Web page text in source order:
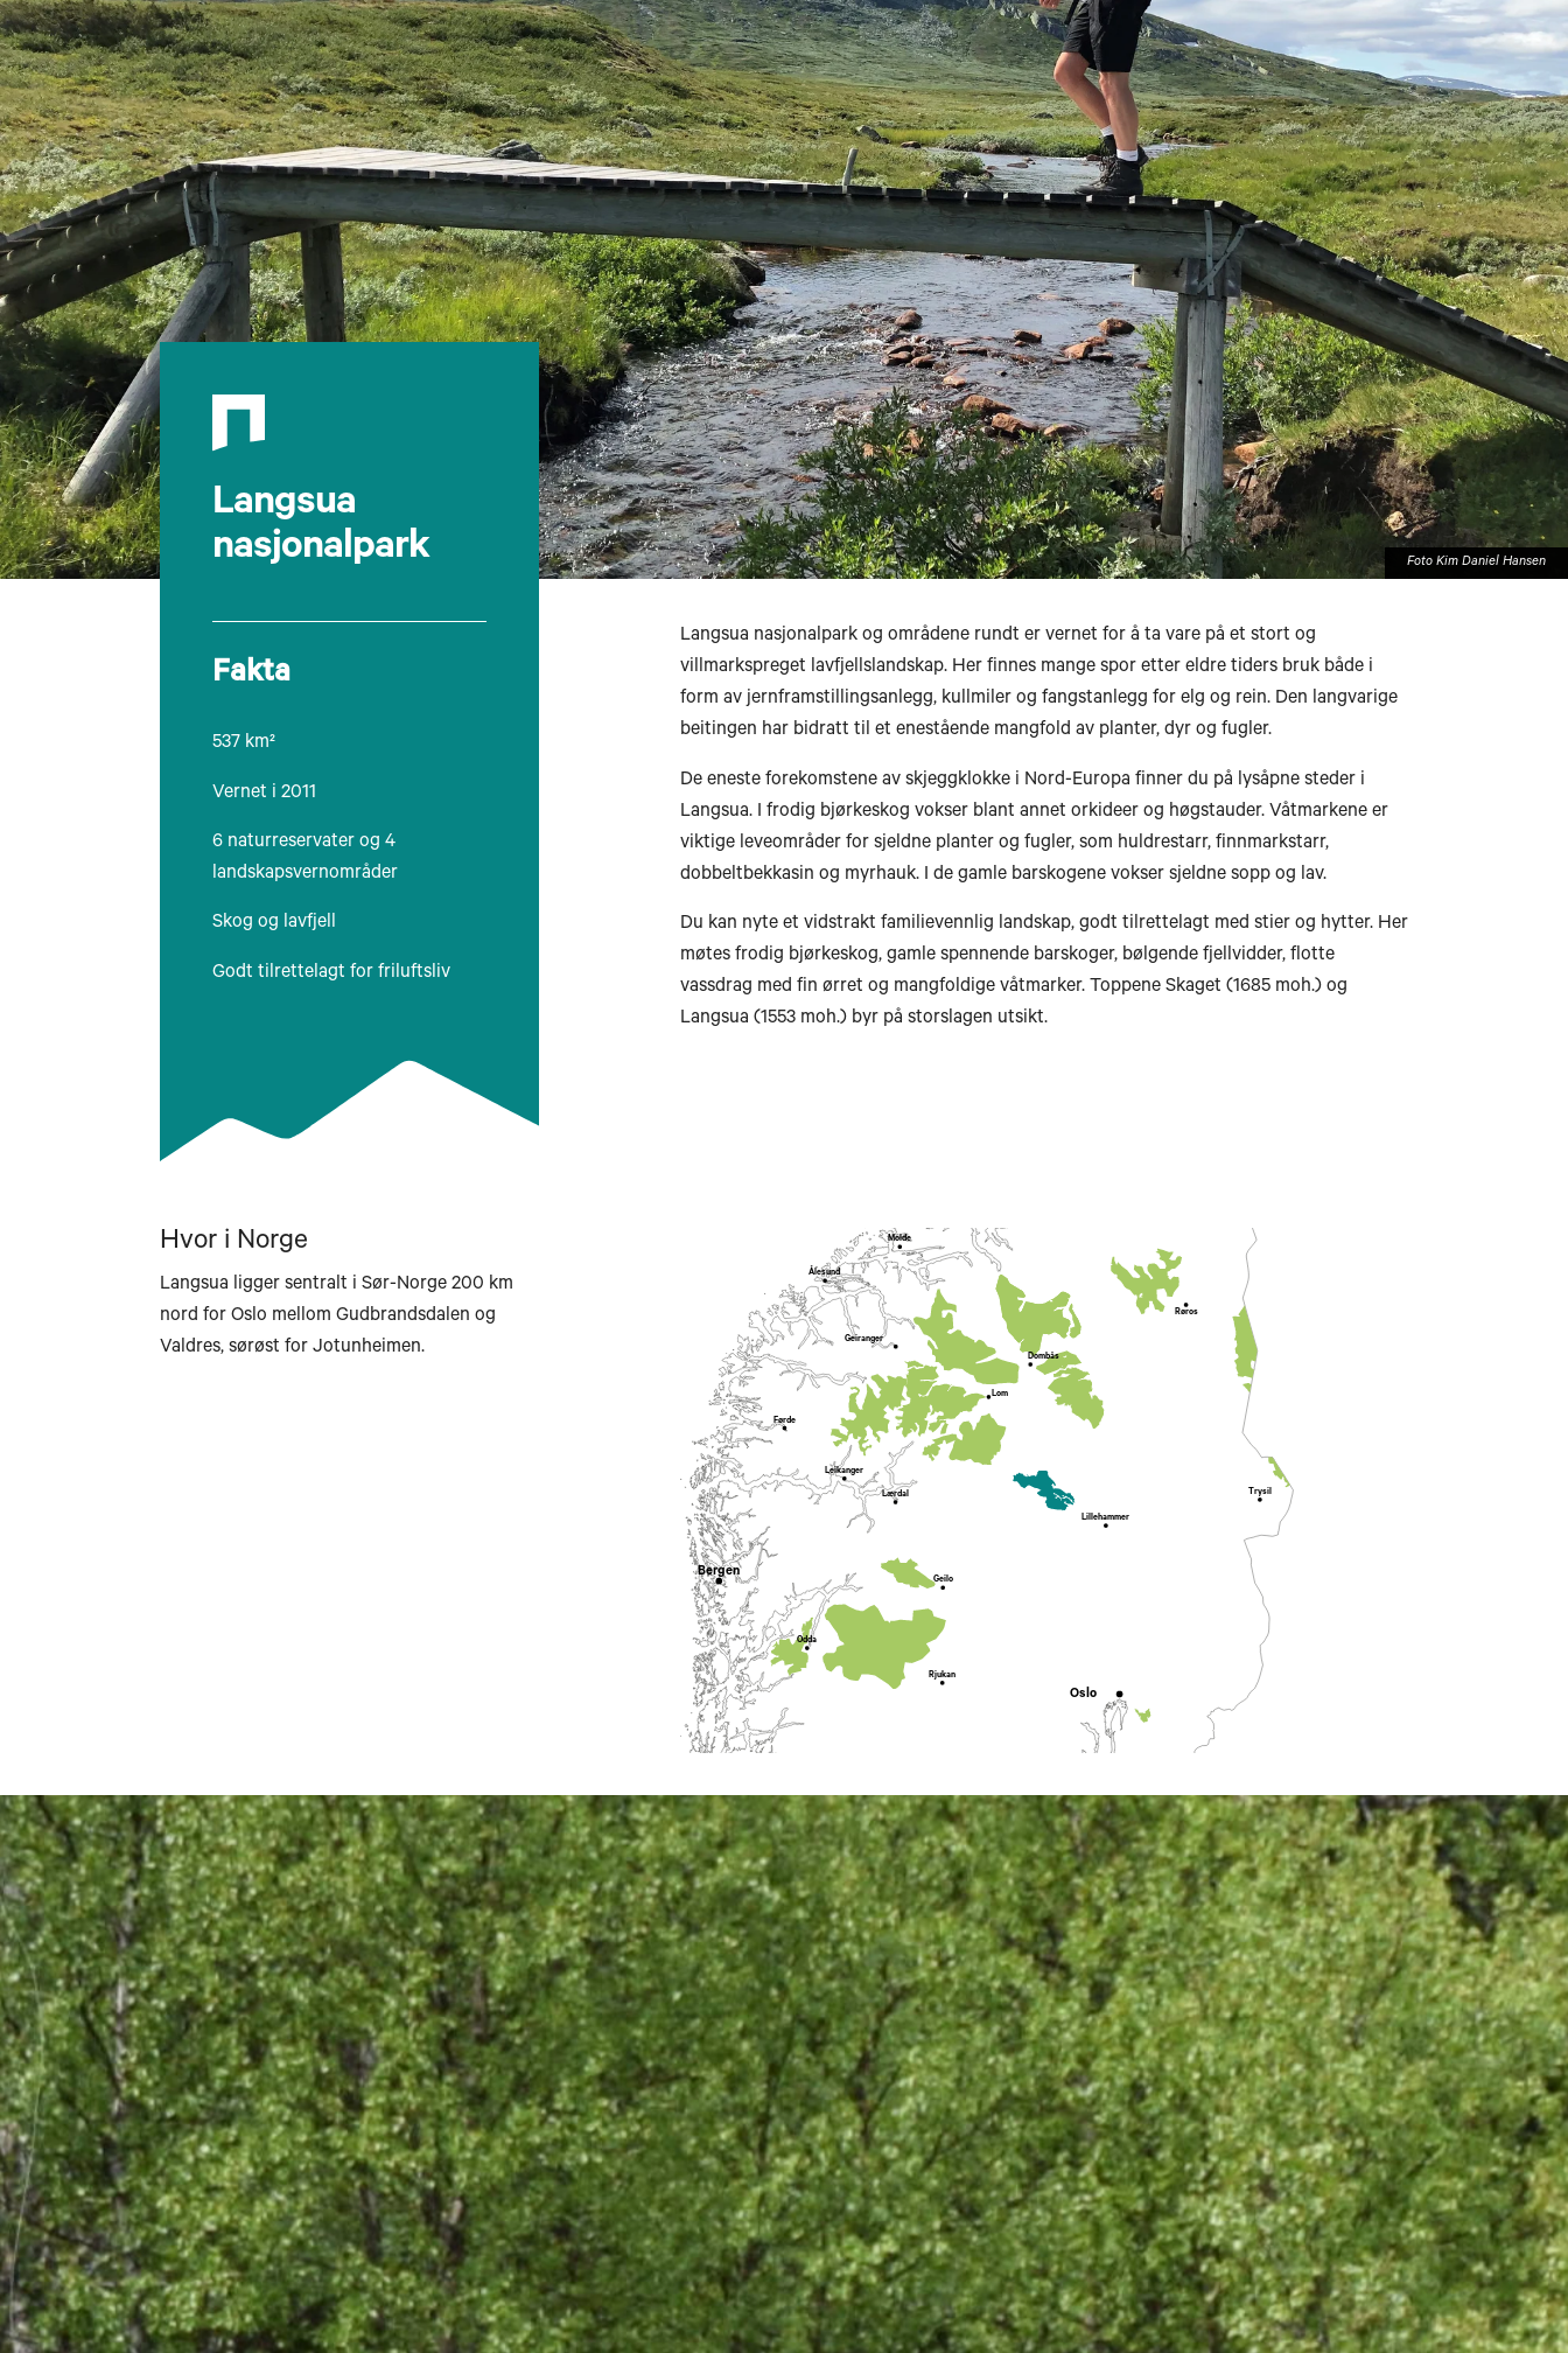
Foto Kim Daniel Hansen
Langsua
nasjonalpark
Fakta
537 km²
Vernet i 2011
6 naturreservater og 4
landskapsvernområder
Skog og lavfjell
Godt tilrettelagt for friluftsliv
Langsua nasjonalpark og områdene rundt er vernet for å ta vare på et stort og
villmarkspreget lavfjellslandskap. Her finnes mange spor etter eldre tiders bruk både i
form av jernframstillingsanlegg, kullmiler og fangstanlegg for elg og rein. Den langvarige
beitingen har bidratt til et enestående mangfold av planter, dyr og fugler.
De eneste forekomstene av skjeggklokke i Nord-Europa finner du på lysåpne steder i
Langsua. I frodig bjørkeskog vokser blant annet orkideer og høgstauder. Våtmarkene er
viktige leveområder for sjeldne planter og fugler, som huldrestarr, finnmarkstarr,
dobbeltbekkasin og myrhauk. I de gamle barskogene vokser sjeldne sopp og lav.
Du kan nyte et vidstrakt familievennlig landskap, godt tilrettelagt med stier og hytter. Her
møtes frodig bjørkeskog, gamle spennende barskoger, bølgende fjellvidder, flotte
vassdrag med fin ørret og mangfoldige våtmarker. Toppene Skaget (1685 moh.) og
Langsua (1553 moh.) byr på storslagen utsikt.
Hvor i Norge
Langsua ligger sentralt i Sør-Norge 200 km
nord for Oslo mellom Gudbrandsdalen og
Valdres, sørøst for Jotunheimen.
Oslo
Kristiansand
Bergen
Longyearbyen
Fredrikstad
Odda
Rjukan
Geilo
Dombås
Røros
Svolvær
Harstad
Lillehammer
Trysil
Lærdal
Leikanger
Geiranger
Førde
Ålesund
Molde
Sandefjord
Kragerø
Arendal
Lom